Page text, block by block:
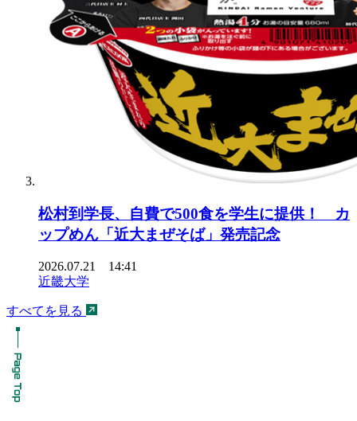
松村到学長、自費で500食を学生に提供！ カ
ップめん「近大まぜそば」発売記念
2026.07.21 14:41
近畿大学
すべてを見る